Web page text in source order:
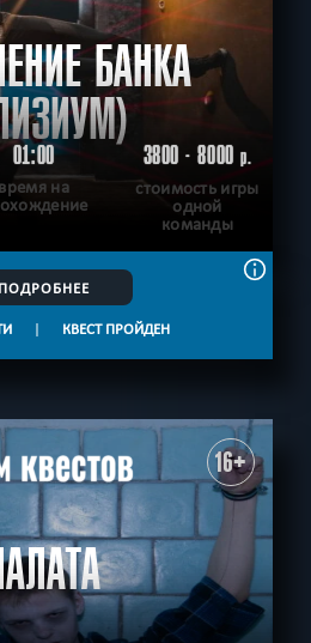
БАНКА
01:00
время на
3800 - 8000р.
стоимость игры
одной
команды
ПОДРОБНЕЕ
| КВЕСТ ПРОЙДЕН
16+